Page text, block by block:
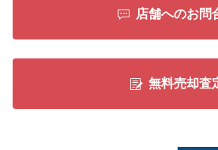
店舗へのお問
無料売却査